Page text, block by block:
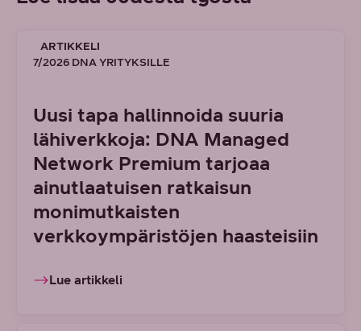
ARTIKKELI
7/2026 DNA YRITYKSILLE
Uusi tapa hallinnoida suuria
lähiverkkoja: DNA Managed
Network Premium tarjoaa
ainutlaatuisen ratkaisun
monimutkaisten
verkkoympäristöjen haasteisiin
Lue artikkeli